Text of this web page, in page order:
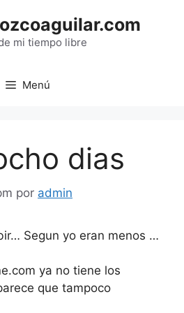
mi tiempo libre
Menú
dias
por admin
Segun yo eran menos …
ya no tiene los
que tampoco